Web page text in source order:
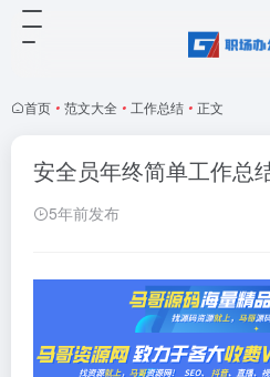
首页 • 范文大全 • 工作总结 • 正文
安全员年终简单工作总
5年前发布